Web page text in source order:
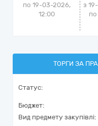
по 19-03-2026,
12:00
з
ТОРГИ ЗА
Статус:
Бюджет:
Вид предмету закупівлі: